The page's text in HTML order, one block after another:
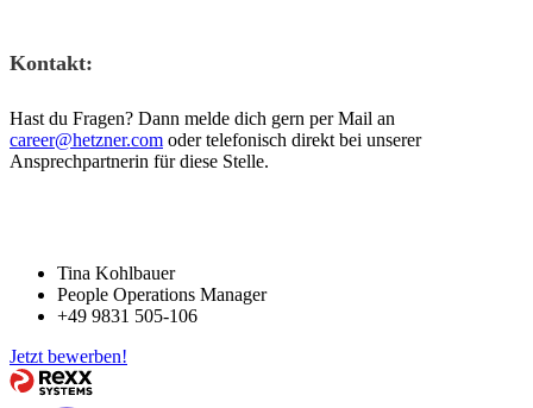
Kontakt:
Hast du Fragen? Dann melde dich gern per Mail an
career@hetzner.com oder telefonisch direkt bei unserer
Ansprechpartnerin für diese Stelle.
Tina Kohlbauer
People Operations Manager
+49 9831 505-106
Jetzt bewerben!